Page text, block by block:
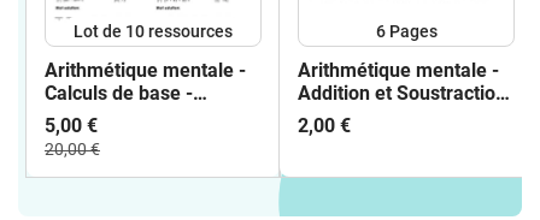
Lot de 10 ressources
Arithmétique mentale -
Calculs de base -
différentes feuilles
d'exercices, jeux et
fiches
5,00 €
20,00 €
6 Pages
Arithmétique mentale -
Addition et Soustraction
- Labyrinthe - (Niveau 1,
Niveau 2, Niveau 3)
2,00 €